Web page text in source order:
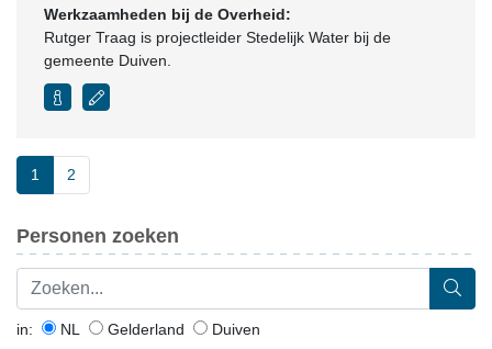
Werkzaamheden bij de Overheid:
Rutger Traag is projectleider Stedelijk Water bij de
gemeente Duiven.
1 2
Personen zoeken
in: NL Gelderland Duiven